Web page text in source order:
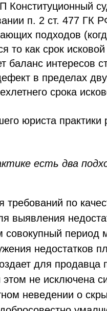
п. 2 ст. 477 ГК
подходов
то как срок
баланс интересов
в пределах
срока
юриста
есть два
по
выявления
период
недостатков
для продавца
не исключена
неведении о